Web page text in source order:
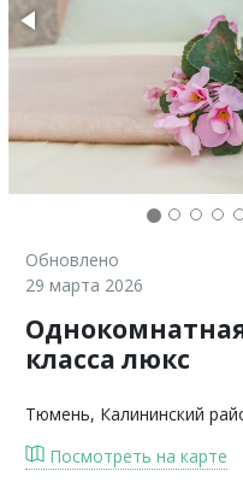
Обновлено
29 марта 2026
класса люкс
Тюмень, Калининский
Посмотреть на карте